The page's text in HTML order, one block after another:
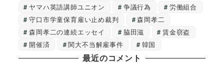
ヤマハ英語講師ユニオン
争議行為
労働組合
守口市学童保育雇い止め裁判
森岡孝二
森岡孝二の連続エッセイ
脇田滋
賃金窃盗
開催済
関大不当解雇事件 韓国
最近のコメント